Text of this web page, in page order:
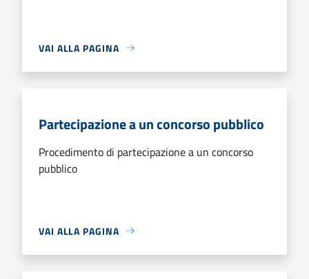
VAI ALLA PAGINA
Partecipazione a un concorso pubblico
Procedimento di partecipazione a un concorso
pubblico
VAI ALLA PAGINA